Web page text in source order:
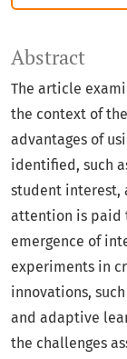
Abstract
The article
the context of
advantages of
identified, such
student interest,
attention is paid
emergence of
experiments in
innovations,
and adaptive
the challenges